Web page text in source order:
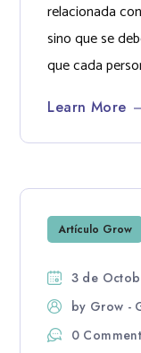
relacionada
sino que se
que cada
Learn More
Artículo Grow
3 de
by Grow -
0